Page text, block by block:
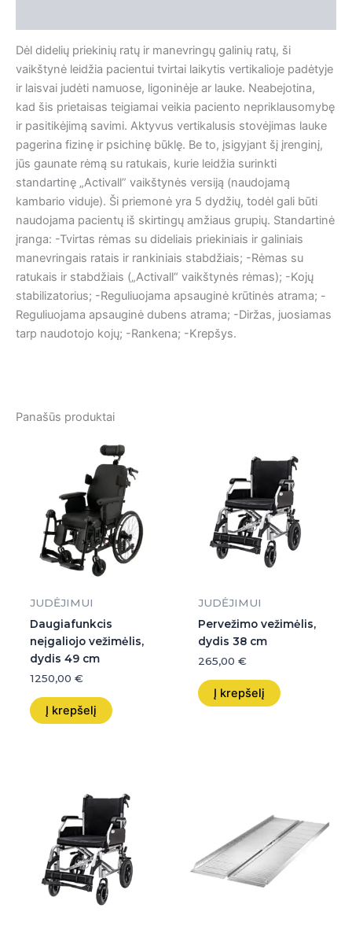
Dėl didelių priekinių ratų ir manevringų galinių ratų, ši
vaikštynė leidžia pacientui tvirtai laikytis vertikalioje padėtyje
ir laisvai judėti namuose, ligoninėje ar lauke. Neabejotina,
kad šis prietaisas teigiamai veikia paciento nepriklausomybę
ir pasitikėjimą savimi. Aktyvus vertikalusis stovėjimas lauke
pagerina fizinę ir psichinę būklę. Be to, įsigyjant šį įrenginį,
jūs gaunate rėmą su ratukais, kurie leidžia surinkti
standartinę „Activall” vaikštynės versiją (naudojamą
kambario viduje). Ši priemonė yra 5 dydžių, todėl gali būti
naudojama pacientų iš skirtingų amžiaus grupių. Standartinė
įranga: -Tvirtas rėmas su dideliais priekiniais ir galiniais
manevringais ratais ir rankiniais stabdžiais; -Rėmas su
ratukais ir stabdžiais („Activall“ vaikštynės rėmas); -Kojų
stabilizatorius; -Reguliuojama apsauginė krūtinės atrama; -
Reguliuojama apsauginė dubens atrama; -Diržas, juosiamas
tarp naudotojo kojų; -Rankena; -Krepšys.
Panašūs produktai
JUDĖJIMUI
Daugiafunkcis
neįgaliojo vežimėlis,
dydis 49 cm
1250,00 €
Į krepšelį
JUDĖJIMUI
Pervežimo vežimėlis,
dydis 38 cm
265,00 €
Į krepšelį